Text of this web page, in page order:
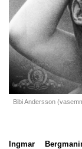
Bibi Andersson
Ingmar